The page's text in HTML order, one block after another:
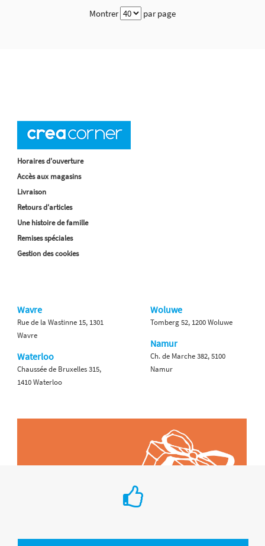
Montrer par page
Horaires d'ouverture
Accès aux magasins
Livraison
Retours d'articles
Une histoire de famille
Remises spéciales
Gestion des cookies
Wavre
Rue de la Wastinne 15, 1301
Wavre
Waterloo
Chaussée de Bruxelles 315,
1410 Waterloo
Woluwe
Tomberg 52, 1200 Woluwe
Namur
Ch. de Marche 382, 5100
Namur